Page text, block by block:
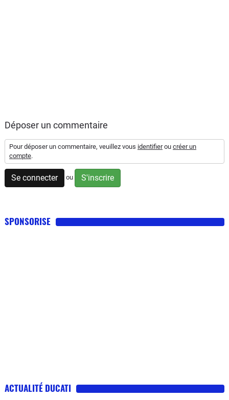
Déposer un commentaire
Pour déposer un commentaire, veuillez vous identifierou créer un
compte.
Se connecter ou S'inscrire
SPONSORISE
ACTUALITÉ DUCATI